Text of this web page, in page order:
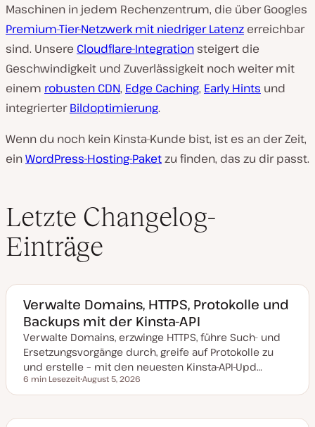
Maschinen in jedem Rechenzentrum, die über Googles
Premium-Tier-Netzwerk mit niedriger Latenz erreichbar
sind. Unsere Cloudflare-Integration steigert die
Geschwindigkeit und Zuverlässigkeit noch weiter mit
einem robusten CDN, Edge Caching, Early Hints und
integrierterBildoptimierung.
Wenn du noch kein Kinsta-Kunde bist, ist es an der Zeit,
einWordPress-Hosting-Paketzu finden, das zu dir passt.
Letzte Changelog-
Einträge
Verwalte Domains, HTTPS, Protokolle und
Backups mit der Kinsta-API
Verwalte Domains, erzwinge HTTPS, führe Such- und
Ersetzungsvorgänge durch, greife auf Protokolle zu
und erstelle – mit den neuesten Kinsta-API-Upd…
Lesezeit
6 min Lesezeit
a
August 5, 2026